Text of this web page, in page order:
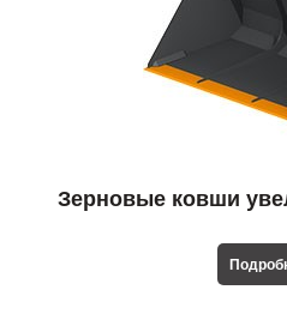
Зерновые ковши